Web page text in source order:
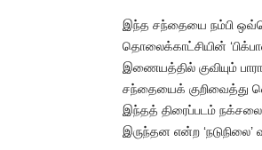
இந்த சந்தையை நம்பி
தொலைக்காட்சியின்
இணையத்தில் குவியும்
சந்தையைக் குறிவைத்து
இந்தத் திரைப்படம்
இருந்தன என்ற ‘நடுநிலை’